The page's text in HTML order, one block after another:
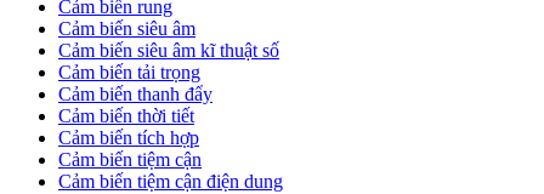
Cảm biến rung
Cảm biến siêu âm
Cảm biến siêu âm kĩ thuật số
Cảm biến tải trọng
Cảm biến thanh đẩy
Cảm biến thời tiết
Cảm biến tích hợp
Cảm biến tiệm cận
Cảm biến tiệm cận điện dung